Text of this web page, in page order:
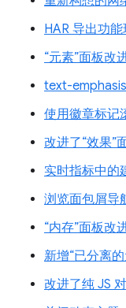
HAR 导出功
“元素”面板改
text-
使用徽章标记
改进了“效果”
实时指标中的
浏览面包屑导
“内存”面板改
新增“已分离
改进了纯 JS